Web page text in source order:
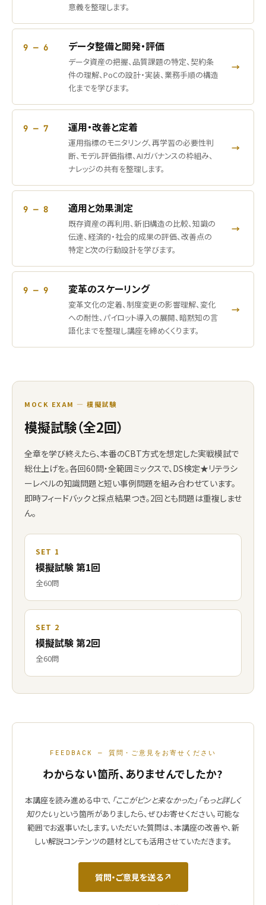
意義を整理します。
9 — 6 データ整備と開発・評価
データ資産の把握、品質課題の特定、契約条
件の理解、PoCの設計・実装、業務手順の構造
化までを学びます。
→
9 — 7 運用・改善と定着
運用指標のモニタリング、再学習の必要性判
断、モデル評価指標、AIガバナンスの枠組み、
ナレッジの共有を整理します。
→
9 — 8 適用と効果測定
既存資産の再利用、新旧構造の比較、知識の
伝達、経済的・社会的成果の評価、改善点の
特定と次の行動設計を学びます。
→
9 — 9 変革のスケーリング
変革文化の定着、制度変更の影響理解、変化
への耐性、パイロット導入の展開、暗黙知の言
語化までを整理し講座を締めくくります。
→
MOCK EXAM — 模擬試験
模擬試験（全2回）
全章を学び終えたら、本番のCBT方式を想定した実戦模試で
総仕上げを。各回60問・全範囲ミックスで、DS検定★リテラシ
ーレベルの知識問題と短い事例問題を組み合わせています。
即時フィードバックと採点結果つき。2回とも問題は重複しませ
ん。
SET 1
模擬試験 第1回
全60問
SET 2
模擬試験 第2回
全60問
FEEDBACK — 質問・ご意見をお寄せください
わからない箇所、ありませんでしたか?
本講座を読み進める中で、 「ここがピンと来なかった」「もっと詳しく
知りたい」という箇所がありましたら、ぜひお寄せください。可能な
範囲でお返事いたします。いただいた質問は、本講座の改善や、新
しい解説コンテンツの題材としても活用させていただきます。
質問・ご意見を送る